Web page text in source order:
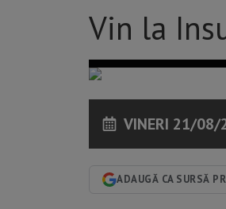
Vin la
VINERI 21/08/
ADAUGĂ CA SURSĂ